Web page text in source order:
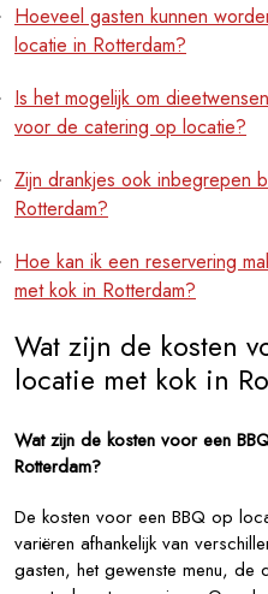
Hoeveel gasten kunnen
locatie in Rotterdam?
Is het mogelijk om
voor de catering op locatie?
Zijn drankjes ook inbegrepen
Rotterdam?
Hoe kan ik een reservering
met kok in Rotterdam?
Wat zijn de kosten
locatie met kok in
Wat zijn de kosten voor een
Rotterdam?
De kosten voor een BBQ op
variëren afhankelijk van
gasten, het gewenste menu, de